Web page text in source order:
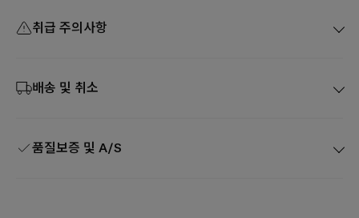
취급 주의사항
배송 및 취소
품질보증 및 A/S